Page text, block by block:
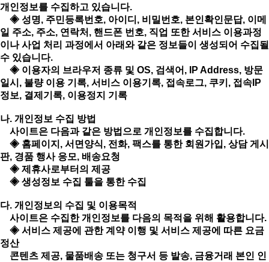
개인정보를 수집하고 있습니다.
◈ 성명, 주민등록번호, 아이디, 비밀번호, 본인확인문답, 이메
일 주소, 주소, 연락처, 핸드폰 번호, 직업 또한 서비스 이용과정
이나 사업 처리 과정에서 아래와 같은 정보들이 생성되어 수집될
수 있습니다.
◈ 이용자의 브라우저 종류 및 OS, 검색어, IP Address, 방문
일시, 불량 이용 기록, 서비스 이용기록, 접속로그, 쿠키, 접속IP
정보, 결제기록, 이용정지 기록
나. 개인정보 수집 방법
사이트은 다음과 같은 방법으로 개인정보를 수집합니다.
◈ 홈페이지, 서면양식, 전화, 팩스를 통한 회원가입, 상담 게시
판, 경품 행사 응모, 배송요청
◈ 제휴사로부터의 제공
◈ 생성정보 수집 툴을 통한 수집
다. 개인정보의 수집 및 이용목적
사이트은 수집한 개인정보를 다음의 목적을 위해 활용합니다.
◈ 서비스 제공에 관한 계약 이행 및 서비스 제공에 따른 요금
정산
콘텐츠 제공, 물품배송 또는 청구서 등 발송, 금융거래 본인 인